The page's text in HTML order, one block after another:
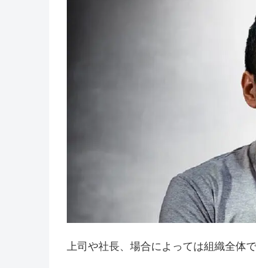
上司や社長、場合によっては組織全体